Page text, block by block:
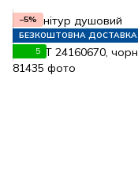
−5%
БЕЗКОШТОВНА ДОСТАВКА
5